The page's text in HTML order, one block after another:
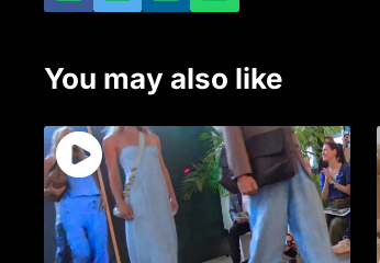
You may also like